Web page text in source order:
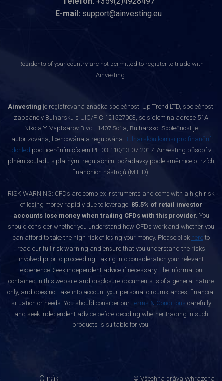
E-mail: support@ainvesting.eu
Residents of your country are not permitted to register to trade with
Ainvesting.
Ainvesting je registrovaná značka společnosti Up Trend LTD, společnosti
zapsané v Bulharsku s UIC/PIC 121527003, se sídlem na adrese 51A
Nikola Y. Vaptsarov Blvd., 1407 Sofia, Bulharsko. Společnost je
autorizována, licencována a regulována Bulharskou komisí pro finanční
dohled pod licenčním číslem РГ-03-110/13.07.2017. Ainvesting působí v
plném souladu s platnými regulačními požadavky podle směrnice o trzích
finančních nástrojů (MiFID).
RISK WARNING: CFDs are complex instruments and come with a high risk
of losing money rapidly due to leverage. 85.5% of retail investor
accounts lose money when trading CFDs with this provider. You
should consider whether you understand how CFDs work and whether you
can afford to take the high risk of losing your money. Please click hereto
read our full risk warning and ensure that you understand the risks
involved prior to proceeding, taking into consideration your relevant
experience. Seek independent advice if necessary. The information
contained in this website and disclosure documents is of a general nature
only, and does not take into account your personal circumstances, financial
situation or needs. You should consider our Terms & Conditions carefully
and seek independent advice before deciding whether trading in such
products is suitable for you.
O nás © Všechna práva vyhrazena